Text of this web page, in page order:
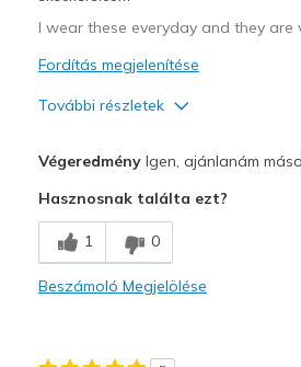
View On Shoes
I'm Into Shoes
I wear these everyday and they are
Fordítás megjelenítése
További részletek
Breathe Well
Comfortable
VégeredményIgen, ajánlanám
Hasznosnak találta ezt?
1 0
Beszámoló Megjelölése